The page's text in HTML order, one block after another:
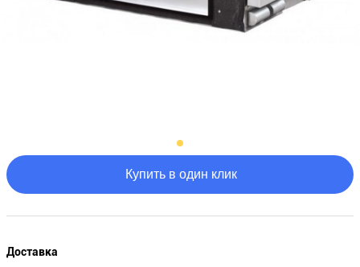
Купить в один клик
Доставка